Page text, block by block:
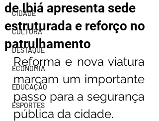
CIDADE
CULTURA
DESTAQUE
ECONOMIA
EDUCAÇÃO
ESPORTES
de Ibiá apresenta sede
estruturada e reforço no
patrulhamento
Reforma e nova viatura
marcam um importante
passo para a segurança
pública da cidade.